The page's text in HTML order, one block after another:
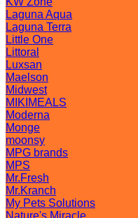
Laguna Aqua
Laguna Terra
Little One
Littoral
Luxsan
Maelson
Midwest
MIKIMEALS
Moderna
Monge
moonsy
MPG brands
MPS
Mr.Fresh
Mr.Kranch
My Pets Solutions
Nature's Miracle